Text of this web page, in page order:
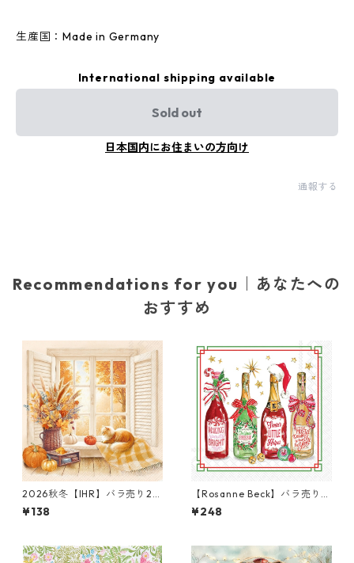
生産国：Made in Germany
International shipping available
Sold out
日本国内にお住まいの方向け
通報する
Recommendations for you｜あなたへの
おすすめ
2026秋冬【IHR】バラ売り2枚
ランチサイズ ペーパーナプキ
ン Cozy Fall View クリーム
¥138
【Rosanne Beck】バラ売り2
枚 カクテルサイズ ペーパーナ
プキン Christmas Bottles ホ
¥248